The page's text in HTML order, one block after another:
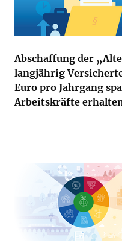
Abschaffung der
langjährig
Euro pro Jahrgang
Arbeitskräfte